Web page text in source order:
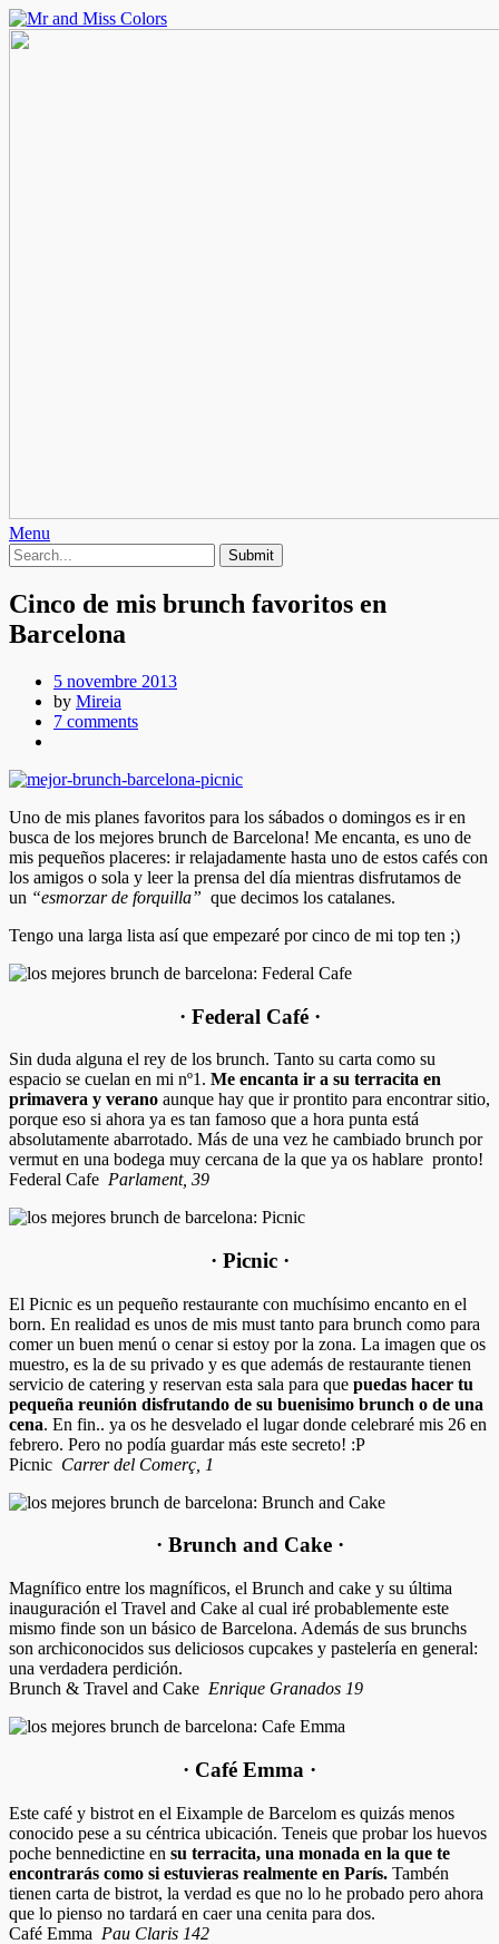
Menu
Cinco de mis brunch favoritos en
Barcelona
5 novembre 2013
by Mireia
7 comments
Uno de mis planes favoritos para los sábados o domingos es ir en
busca de los mejores brunch de Barcelona! Me encanta, es uno de
mis pequeños placeres: ir relajadamente hasta uno de estos cafés con
los amigos o sola y leer la prensa del día mientras disfrutamos de
un “esmorzar de forquilla” que decimos los catalanes.
Tengo una larga lista así que empezaré por cinco de mi top ten ;)
· Federal Café ·
Sin duda alguna el rey de los brunch. Tanto su carta como su
espacio se cuelan en mi nº1. Me encanta ir a su terracita en
primavera y verano aunque hay que ir prontito para encontrar sitio,
porque eso si ahora ya es tan famoso que a hora punta está
absolutamente abarrotado. Más de una vez he cambiado brunch por
vermut en una bodega muy cercana de la que ya os hablare pronto!
Federal Cafe Parlament, 39
· Picnic ·
El Picnic es un pequeño restaurante con muchísimo encanto en el
born. En realidad es unos de mis must tanto para brunch como para
comer un buen menú o cenar si estoy por la zona. La imagen que os
muestro, es la de su privado y es que además de restaurante tienen
servicio de catering y reservan esta sala para que puedas hacer tu
pequeña reunión disfrutando de su buenisimo brunch o de una
cena. En fin.. ya os he desvelado el lugar donde celebraré mis 26 en
febrero. Pero no podía guardar más este secreto! :P
Picnic Carrer del Comerç, 1
· Brunch and Cake ·
Magnífico entre los magníficos, el Brunch and cake y su última
inauguración el Travel and Cake al cual iré probablemente este
mismo finde son un básico de Barcelona. Además de sus brunchs
son archiconocidos sus deliciosos cupcakes y pastelería en general:
una verdadera perdición.
Brunch & Travel and Cake Enrique Granados 19
· Café Emma ·
Este café y bistrot en el Eixample de Barcelom es quizás menos
conocido pese a su céntrica ubicación. Teneis que probar los huevos
poche bennedictine en su terracita, una monada en la que te
encontrarás como si estuvieras realmente en París. Tambén
tienen carta de bistrot, la verdad es que no lo he probado pero ahora
que lo pienso no tardará en caer una cenita para dos.
Café Emma Pau Claris 142